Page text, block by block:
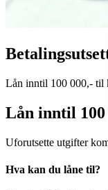
Lån inntil 100 000,- til
Lån inntil
Uforutsette utgifter
Hva kan du låne til?